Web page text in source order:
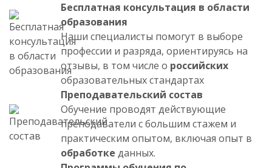
Бесплатная консультация в области
образования
Наши специалисты помогут в выборе
профессии и разряда, ориентируясь на
отзывы, в том числе о российских
образовательных стандартах
Преподавательский состав
Обучение проводят действующие
преподаватели с большим стажем и
практическим опытом, включая опыт в
обработке данных.